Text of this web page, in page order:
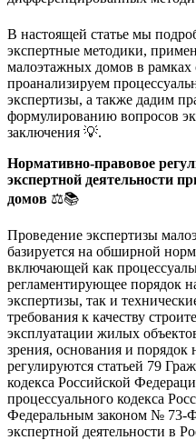
В настоящей статье мы
экспертные методики,
малоэтажных домов в рамках
проанализируем
экспертизы, а также дадим
формулированию вопросов
заключения 💡.
Нормативно-правовое
экспертной деятельности
домов ⚖️📚
Проведение экспертизы
базируется на обширной
включающей как
регламентирующее порядок
экспертизы, так и
требования к качеству
эксплуатации жилых
зрения, основания и порядок
регулируются статьей 79
кодекса Российской
процессуального кодекса
Федеральным законом № 73-
экспертной деятельности в